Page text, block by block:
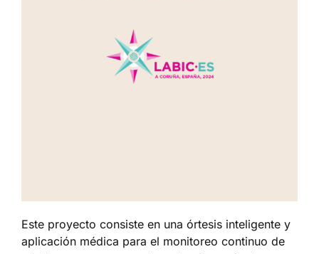
Este proyecto consiste en una órtesis inteligente y
aplicación médica para el monitoreo continuo de